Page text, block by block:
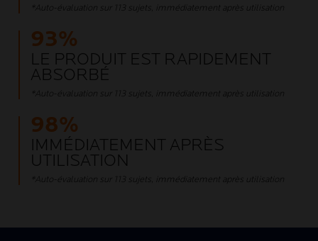
*Auto-évaluation sur 113 sujets, immédiatement après utilisation
93%
LE PRODUIT EST RAPIDEMENT
ABSORBÉ
*Auto-évaluation sur 113 sujets, immédiatement après utilisation
98%
IMMÉDIATEMENT APRÈS
UTILISATION
*Auto-évaluation sur 113 sujets, immédiatement après utilisation